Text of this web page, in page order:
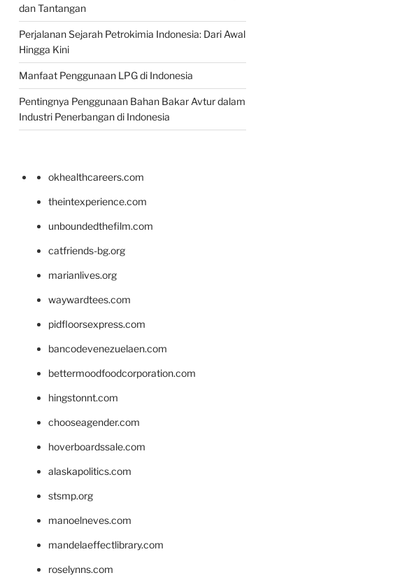
dan Tantangan
Perjalanan Sejarah Petrokimia Indonesia: Dari Awal
Hingga Kini
Manfaat Penggunaan LPG di Indonesia
Pentingnya Penggunaan Bahan Bakar Avtur dalam
Industri Penerbangan di Indonesia
okhealthcareers.com
theintexperience.com
unboundedthefilm.com
catfriends-bg.org
marianlives.org
waywardtees.com
pidfloorsexpress.com
bancodevenezuelaen.com
bettermoodfoodcorporation.com
hingstonnt.com
chooseagender.com
hoverboardssale.com
alaskapolitics.com
stsmp.org
manoelneves.com
mandelaeffectlibrary.com
roselynns.com